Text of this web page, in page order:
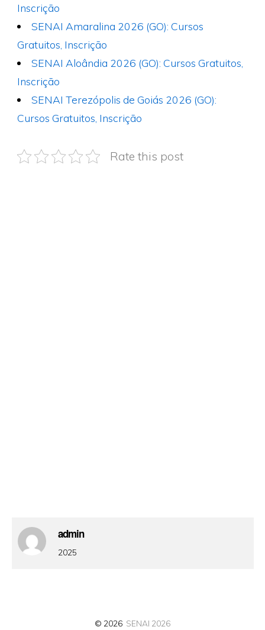
Inscrição
SENAI Amaralina 2026 (GO): Cursos
Gratuitos, Inscrição
SENAI Aloândia 2026 (GO): Cursos Gratuitos,
Inscrição
SENAI Terezópolis de Goiás 2026 (GO):
Cursos Gratuitos, Inscrição
Rate this post
admin
2025
© 2026 SENAI 2026